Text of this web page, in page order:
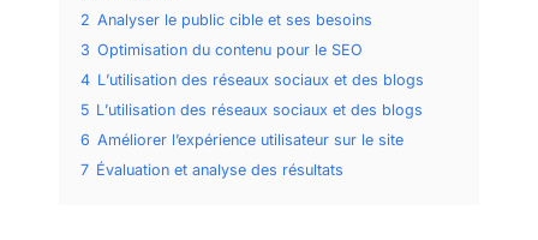
2 Analyser le public cible et ses besoins
3 Optimisation du contenu pour le SEO
4 L’utilisation des réseaux sociaux et des blogs
5 L’utilisation des réseaux sociaux et des blogs
6 Améliorer l’expérience utilisateur sur le site
7 Évaluation et analyse des résultats